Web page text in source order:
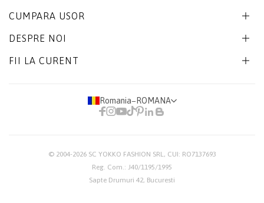
CUMPARA USOR
DESPRE NOI
FII LA CURENT
Romania− ROMANA
© 2004-2026 SC YOKKO FASHION SRL, CUI: RO7137693
Reg. Com.: J40/1195/1995
Sapte Drumuri 42, Bucuresti